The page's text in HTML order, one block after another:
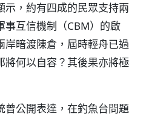
示，約有四成的民眾支持兩
事互信機制（CBM）的啟
暗渡陳倉，屆時輕舟已過
將何以自容？其後果亦將極
曾公開表達，在釣魚台問題